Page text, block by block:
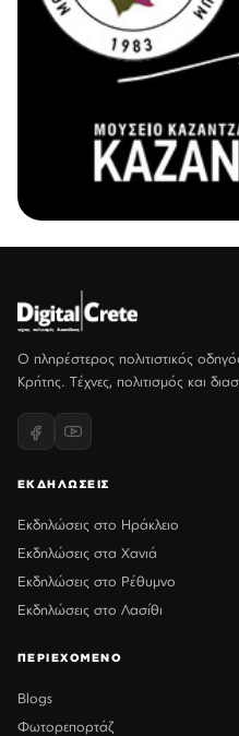
Ο πληρέστερος πολιτιστικός
Κρήτης. Τέχνες, πολιτισμός και
ΕΚΔΗΛΩΣΕΙΣ
Εκδηλώσεις στο Ηράκλειο
Εκδηλώσεις στα Χανιά
Εκδηλώσεις στο Ρέθυμνο
Εκδηλώσεις στο Λασίθι
ΠΕΡΙΕΧΟΜΕΝΟ
Blogs
Φωτορεπορτάζ